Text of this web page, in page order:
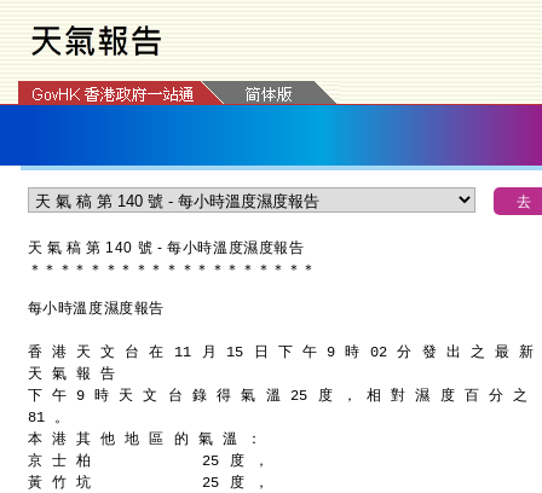
天 氣 稿 第 140 號 - 每小時溫度濕度報告
＊ ＊ ＊ ＊ ＊ ＊ ＊ ＊ ＊ ＊ ＊ ＊ ＊ ＊ ＊ ＊ ＊ ＊ ＊
每小時溫度濕度報告
香 港 天 文 台 在 11 月 15 日 下 午 9 時 02 分 發 出 之 最 新
天 氣 報 告
下 午 9 時 天 文 台 錄 得 氣 溫 25 度 ， 相 對 濕 度 百 分 之
81 。
本 港 其 他 地 區 的 氣 溫 ：
京 士 柏            25 度 ，
黃 竹 坑            25 度 ，